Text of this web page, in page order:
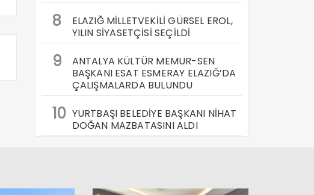
8
ELAZIĞ MİLLETVEKİLİ GÜRSEL EROL,
YILIN SİYASETÇİSİ SEÇİLDİ
9
ANTALYA KÜLTÜR MEMUR-SEN
BAŞKANI ESAT ESMERAY ELAZIĞ’DA
ÇALIŞMALARDA BULUNDU
10 YURTBAŞI BELEDİYE BAŞKANI NİHAT
DOĞAN MAZBATASINI ALDI